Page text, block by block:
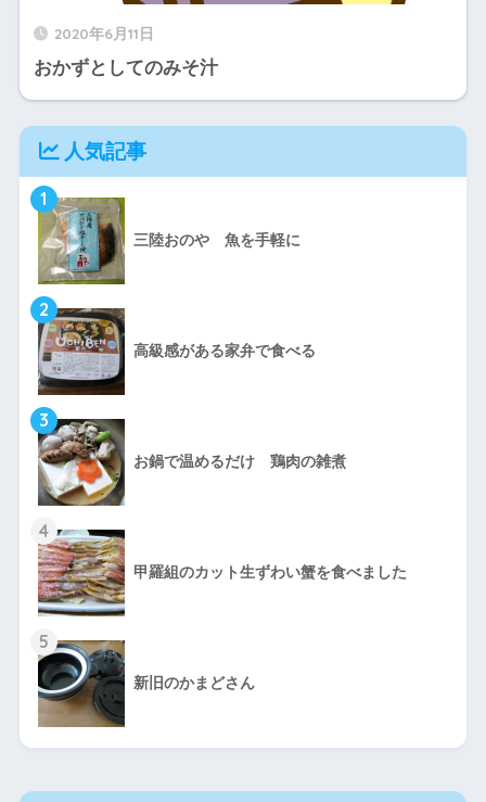
2020年6月11日
おかずとしてのみそ汁
人気記事
1
三陸おのや 魚を手軽に
2
高級感がある家弁で食べる
3
お鍋で温めるだけ 鶏肉の雑煮
4
甲羅組のカット生ずわい蟹を食べました
5
新旧のかまどさん